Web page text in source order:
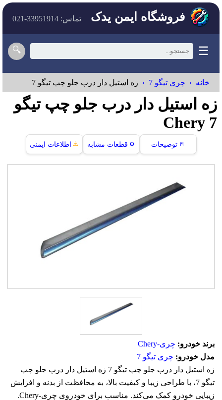
فروشگاه ایمن یدک تماس: 33951914-021
☰
🔍
خانه چری تیگو 7 زه استیل دار درب جلو چپ تیگو 7
زه استیل دار درب جلو چپ تیگو
7 Chery
📄 توضیحات ⚙️ قطعات مشابه ⚠️ اطلاعات ایمنی
برند خودرو: چری-Chery
مدل خودرو: چری تیگو 7
زه استیل دار درب جلو چپ تیگو 7 زه استیل دار درب جلو چپ
تیگو 7، با طراحی زیبا و کیفیت بالا، به محافظت از بدنه و افزایش
زیبایی خودرو کمک می‌کند. مناسب برای خودروی چری-Chery.